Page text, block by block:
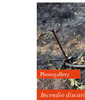
Photogallery
Incendio